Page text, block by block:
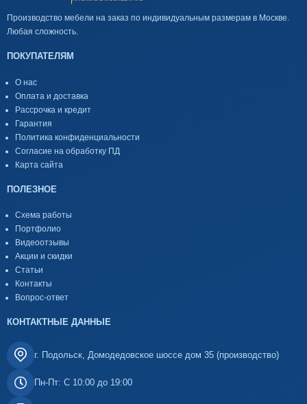
Производство мебели на заказ по индивидуальным размерам в Москве.
Любая сложность.
ПОКУПАТЕЛЯМ
О нас
Оплата и доставка
Рассрочка и кредит
Гарантия
Политика конфиденциальности
Согласие на обработку ПД
Карта сайта
ПОЛЕЗНОЕ
Схема работы
Портфолио
Видеоотзывы
Акции и скидки
Статьи
Контакты
Вопрос-ответ
КОНТАКТНЫЕ ДАННЫЕ
г. Подольск, Домодедовское шоссе дом 35 (производство)
Пн-Пт: С 10:00 до 19:00